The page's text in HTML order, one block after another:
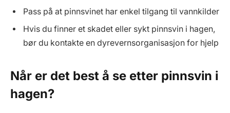
Pass på at pinnsvinet har enkel tilgang til vannkilder
Hvis du finner et skadet eller sykt pinnsvin i hagen,
bør du kontakte en dyrevernsorganisasjon for hjelp
Når er det best å se etter pinnsvin i
hagen?